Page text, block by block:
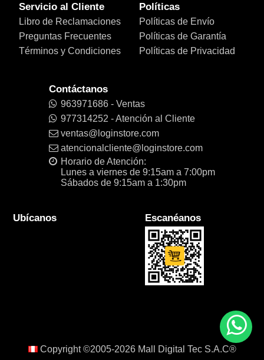
Servicio al Cliente
Libro de Reclamaciones
Preguntas Frecuentes
Términos y Condiciones
Políticas
Políticas de Envío
Políticas de Garantía
Políticas de Privacidad
Contáctanos
963971686 - Ventas
977314252 - Atención al Cliente
ventas@loginstore.com
atencionalcliente@loginstore.com
Horario de Atención:
Lunes a viernes de 9:15am a 7:00pm
Sábados de 9:15am a 1:30pm
Ubícanos Escanéanos
Copyright ©2005-2026 Mall Digital Tec S.A.C®